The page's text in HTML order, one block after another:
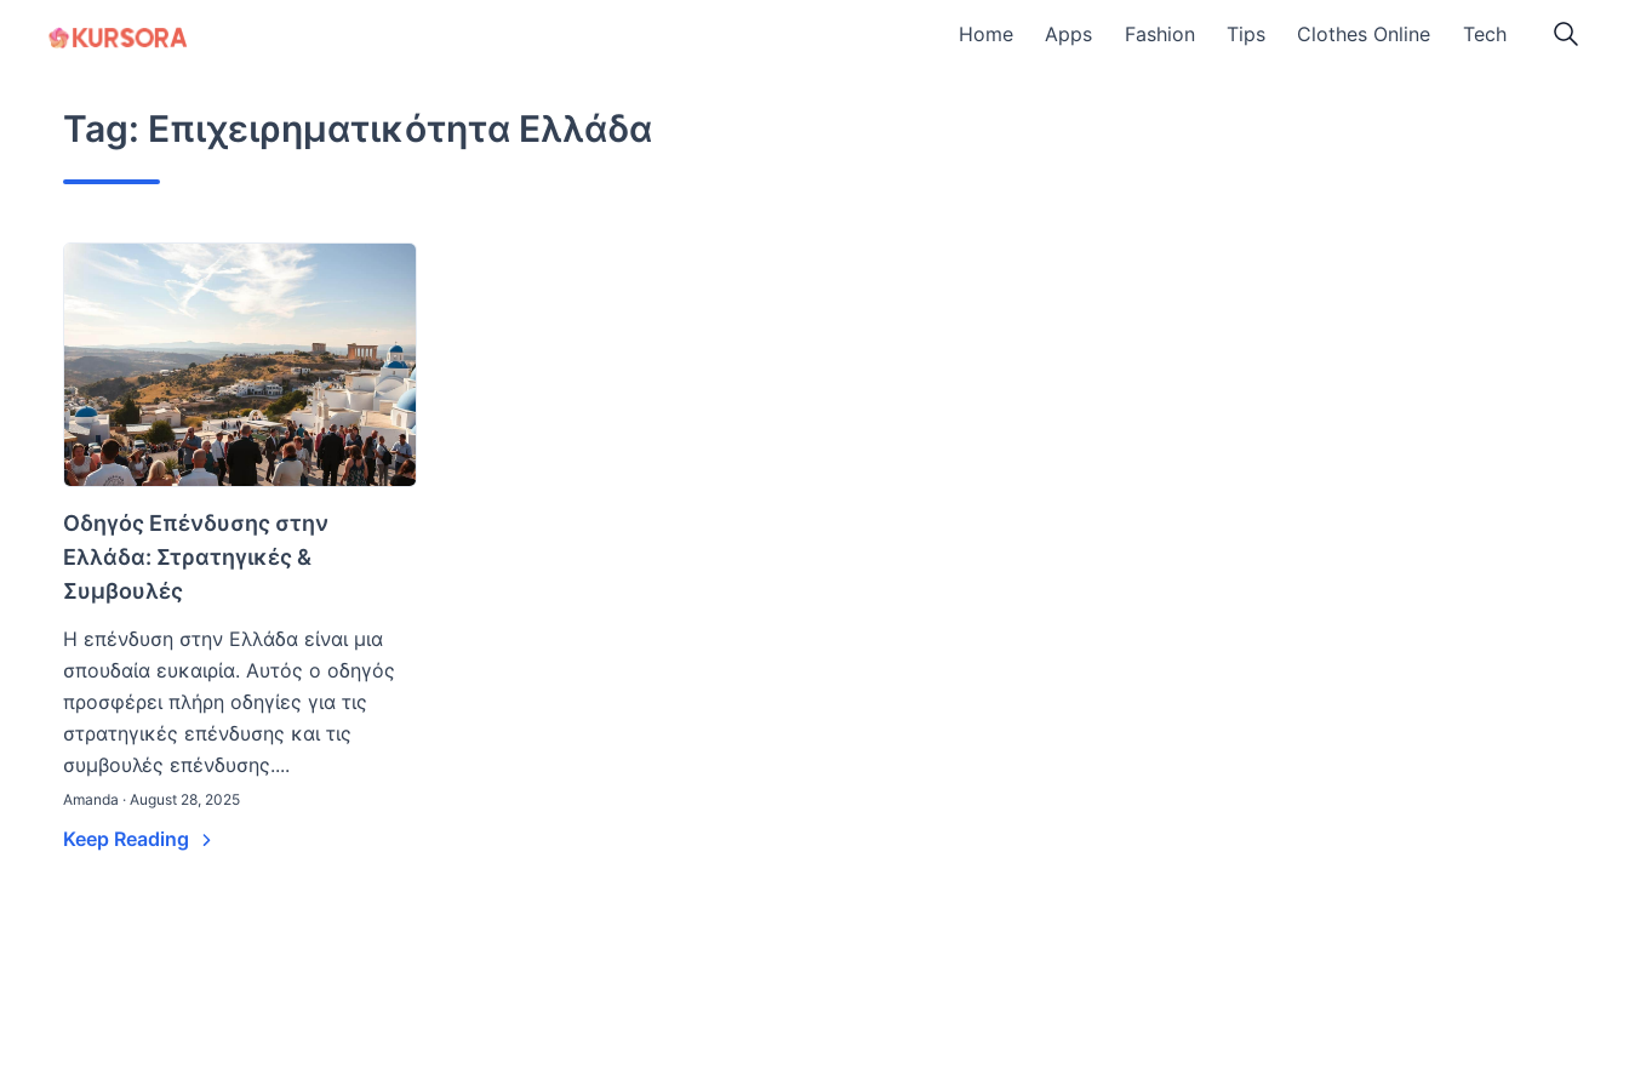
Home Apps Fashion Tips Clothes Online Tech
Tag: Επιχειρηματικότητα Ελλάδα
Οδηγός Επένδυσης στην
Ελλάδα: Στρατηγικές &
Συμβουλές
Η επένδυση στην Ελλάδα είναι μια
σπουδαία ευκαιρία. Αυτός ο οδηγός
προσφέρει πλήρη οδηγίες για τις
στρατηγικές επένδυσης και τις
συμβουλές επένδυσης....
Amanda · August 28, 2025
Keep Reading